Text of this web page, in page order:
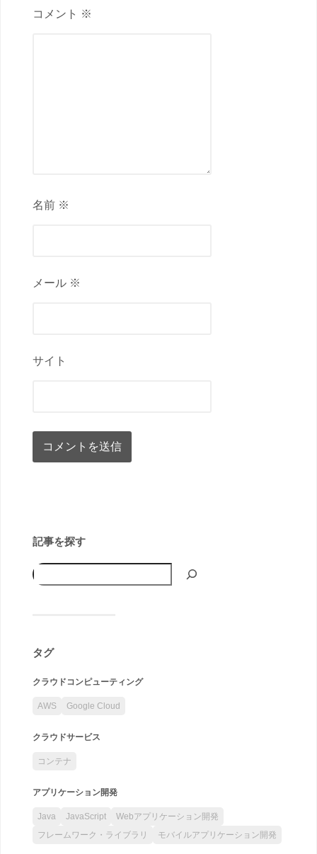
コメント ※
名前 ※
メール ※
サイト
記事を探す
タグ
クラウドコンピューティング
AWS Google Cloud
クラウドサービス
コンテナ
アプリケーション開発
Java JavaScript
Webアプリケーション開発
フレームワーク・ライブラリ
モバイルアプリケーション開発